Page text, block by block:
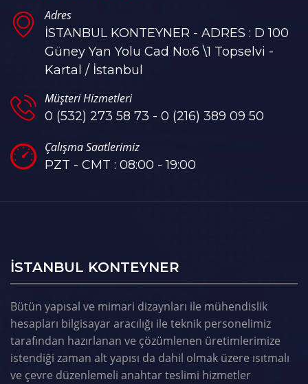
Adres
İSTANBUL KONTEYNER - ADRES : D 100
Güney Yan Yolu Cad No:6 \1 Topselvi -
Kartal / İstanbul
Müşteri Hizmetleri
0 (532) 273 58 73 - 0 (216) 389 09 50
Çalışma Saatlerimiz
PZT - CMT : 08:00 - 19:00
ISTANBUL KONTEYNER
Bütün yapısal ve mimari dizaynları ile mühendislik
hesapları bilgisayar aracılığı ile teknik personelimiz
tarafından hazırlanan ve çözümlenen üretimlerimize
istendiği zaman alt yapısı da dahil olmak üzere ısıtmalı
ve çevre düzenlemeli anahtar teslimi hizmetler